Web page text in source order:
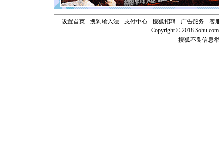
[元旦]当
卖了。水
[春节] 风
颜！冬去
设置首页- 搜狗输入法- 支付中心- 搜狐招聘- 广告服务- 客
Copyright © 2018
搜狐不良信息